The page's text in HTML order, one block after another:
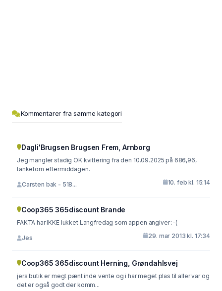
Kommentarer fra samme kategori
Dagli'Brugsen Brugsen Frem, Arnborg
Jeg mangler stadig OK kvittering fra den 10.09.2025 på 686,96,
tanketom eftermiddagen.
Carsten bak - 518... 10. feb kl. 15:14
Coop365 365discount Brande
FAKTA har IKKE lukket Langfredag som appen angiver :-(
Jes 29. mar 2013 kl. 17:34
Coop365 365discount Herning, Grøndahlsvej
jers butik er megt pænt inde vente og i har meget plas til aller var og
det er også godt der komm...